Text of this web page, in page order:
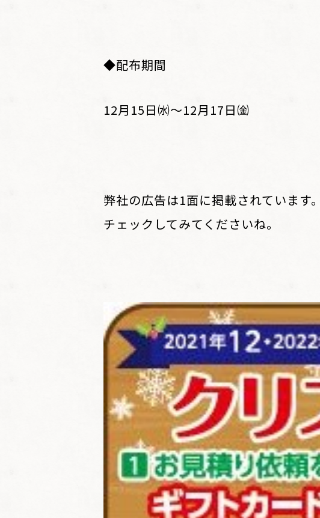
◆配布期間
12月15日㈬～12月17日㈮
弊社の広告は1面に掲載されていま
チェックしてみてくださいね。